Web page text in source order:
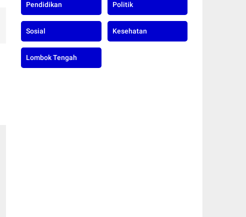
Pendidikan Politik
Sosial Kesehatan
Lombok Tengah